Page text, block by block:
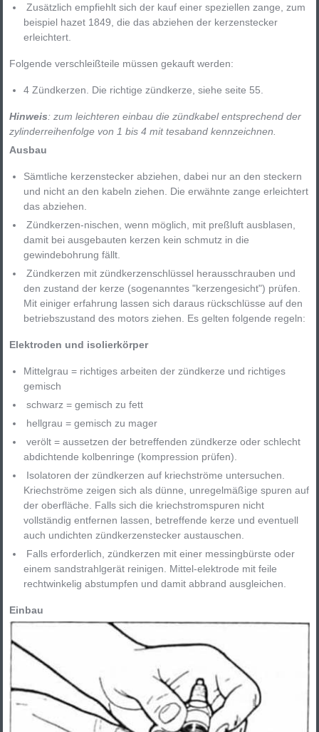
Zusätzlich empfiehlt sich der kauf einer speziellen zange, zum
beispiel hazet 1849, die das abziehen der kerzenstecker
erleichtert.
Folgende verschleißteile müssen gekauft werden:
4 Zündkerzen. Die richtige zündkerze, siehe seite 55.
Hinweis: zum leichteren einbau die zündkabel entsprechend der
zylinderreihenfolge von 1 bis 4 mit tesaband kennzeichnen.
Ausbau
Sämtliche kerzenstecker abziehen, dabei nur an den steckern
und nicht an den kabeln ziehen. Die erwähnte zange erleichtert
das abziehen.
Zündkerzen-nischen, wenn möglich, mit preßluft ausblasen,
damit bei ausgebauten kerzen kein schmutz in die
gewindebohrung fällt.
Zündkerzen mit zündkerzenschlüssel herausschrauben und
den zustand der kerze (sogenanntes "kerzengesicht") prüfen.
Mit einiger erfahrung lassen sich daraus rückschlüsse auf den
betriebszustand des motors ziehen. Es gelten folgende regeln:
Elektroden und isolierkörper
Mittelgrau = richtiges arbeiten der zündkerze und richtiges
gemisch
schwarz = gemisch zu fett
hellgrau = gemisch zu mager
verölt = aussetzen der betreffenden zündkerze oder schlecht
abdichtende kolbenringe (kompression prüfen).
Isolatoren der zündkerzen auf kriechströme untersuchen.
Kriechströme zeigen sich als dünne, unregelmäßige spuren auf
der oberfläche. Falls sich die kriechstromspuren nicht
vollständig entfernen lassen, betreffende kerze und eventuell
auch undichten zündkerzenstecker austauschen.
Falls erforderlich, zündkerzen mit einer messingbürste oder
einem sandstrahlgerät reinigen. Mittel-elektrode mit feile
rechtwinkelig abstumpfen und damit abbrand ausgleichen.
Einbau